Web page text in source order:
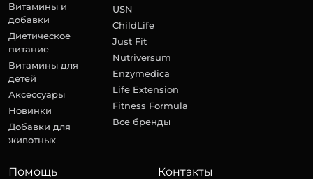
Витамины и
добавки
Диетическое
питание
Витамины для
детей
Аксессуары
Новинки
Добавки для
животных
USN
ChildLife
Just Fit
Nutriversum
Enzymedica
Life Extension
Fitness Formula
Все бренды
Помощь Контакты